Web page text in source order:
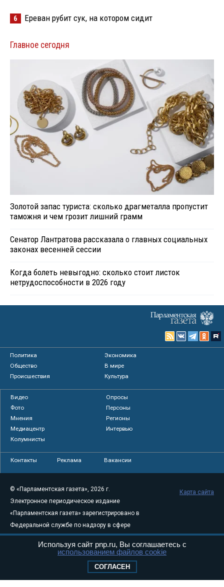
6 Ереван рубит сук, на котором сидит
Главное сегодня
Золотой запас туриста: сколько драгметалла пропустит
таможня и чем грозит лишний грамм
Сенатор Лантратова рассказала о главных социальных
законах весенней сессии
Когда болеть невыгодно: сколько стоит листок
нетрудоспособности в 2026 году
Политика
Экономика
Общество
В мире
Происшествия
Культура
Видео
Опросы
Фото
Персоны
Мнения
Регионы
Медиацентр
Интервью
Колумнисты
Контакты Реклама Вакансии
© «Парламентская газета», 2026 г.
Электронное периодическое издание
«Парламентская газета» зарегистрировано в
Федеральной службе по надзору в сфере
связи, информационных технологий и
массовых коммуникаций (Роскомнадзор) 05
Свидетельство о регистрации Эл № ФС77-
Карта сайта
Используя сайт pnp.ru, Вы соглашаетесь с
использованием файлов cookie
СОГЛАСЕН